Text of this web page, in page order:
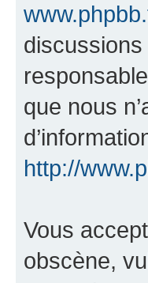
que nous
http://
Vous
obscène,